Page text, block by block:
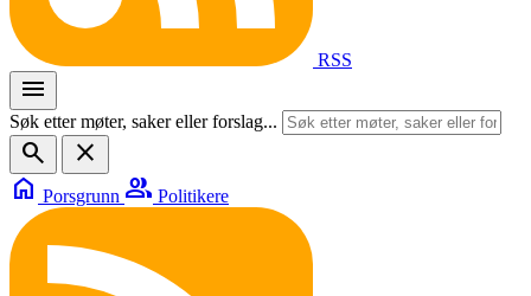
RSS
menu
Søk etter møter, saker eller forslag...
search
close
home Porsgrunn group Politikere